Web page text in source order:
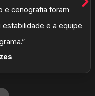
e cenografia foram
estabilidade e a equipe